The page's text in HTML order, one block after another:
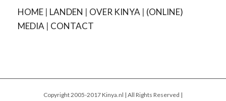
HOME| LANDEN | OVER KINYA | (ONLINE)
MEDIA | CONTACT
Copyright 2005-2017 Kinya.nl | All Rights Reserved |